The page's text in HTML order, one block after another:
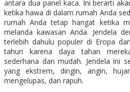
antara dua panel kaca. Ini berarti
ketika hawa di dalam rumah Anda
rumah Anda tetap hangat ketika
melanda kawasan Anda. Jendela
terlebih dahulu populer di Eropa
tahun karena daya tahan
sederhana dan mudah. Jendela ini
yang ekstrem, dingin, angin,
mengelupas, dan rapuh.